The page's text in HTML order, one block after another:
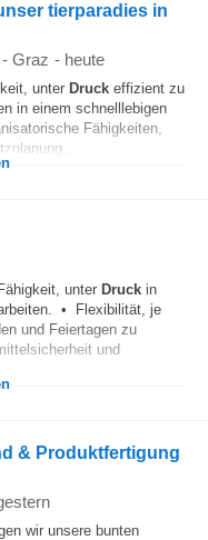
tierparadies in
- Graz - heute
unter Druck effizient zu
in einem schnelllebigen
Fähigkeiten,
unter Druck in
• Flexibilität, je
und Feiertagen zu
und
& Produktfertigung
wir unsere bunten